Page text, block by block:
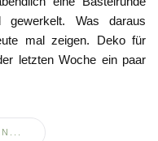
gewerkelt. Was daraus
mal zeigen. Deko für
letzten Woche ein paar